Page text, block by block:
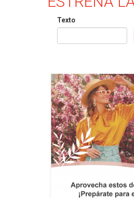
Texto